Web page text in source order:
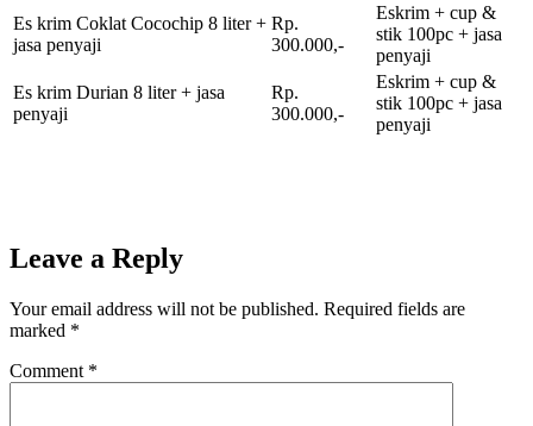
Es krim Coklat Cocochip 8 liter +
jasa penyaji
Rp.
300.000,-
Eskrim + cup &
stik 100pc + jasa
penyaji
Es krim Durian 8 liter + jasa
penyaji
Rp.
300.000,-
Eskrim + cup &
stik 100pc + jasa
penyaji
Leave a Reply
Your email address will not be published. Required fields are
marked *
Comment *